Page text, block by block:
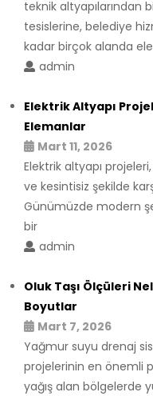
teknik altyapılarından
tesislerine, belediye
kadar birçok alanda
admin
Elektrik Altyapı
Elemanlar
Mart 11, 2026
Elektrik altyapı
ve kesintisiz şekilde
Günümüzde modern
bir
admin
Oluk Taşı Ölçüleri
Boyutlar
Mart 7, 2026
Yağmur suyu drenaj
projelerinin en önemli
yağış alan bölgelerde